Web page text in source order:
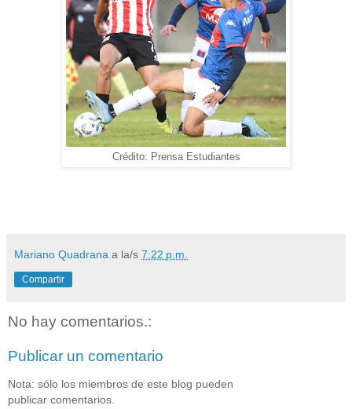
Crédito: Prensa Estudiantes
Mariano Quadrana a la/s 7:22 p.m.
Compartir
No hay comentarios.:
Publicar un comentario
Nota: sólo los miembros de este blog pueden
publicar comentarios.